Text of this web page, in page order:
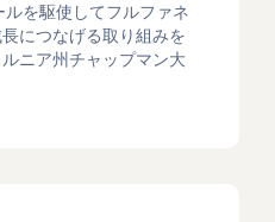
を駆使してフルファネ
につなげる取り組みを
ニア州チャップマン大